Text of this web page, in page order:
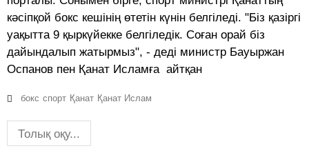
кәсіпқой бокс кешінің өтетін күнін белгіледі. "Біз қазіргі
уақытта 9 қыркүйекке белгіледік. Соған орай біз
дайындалып жатырмыз", - деді министр Бауыржан
Оспанов пен Қанат Исламға айтқан
бокс спорт Қанат Қанат Ислам
Толық оқу...